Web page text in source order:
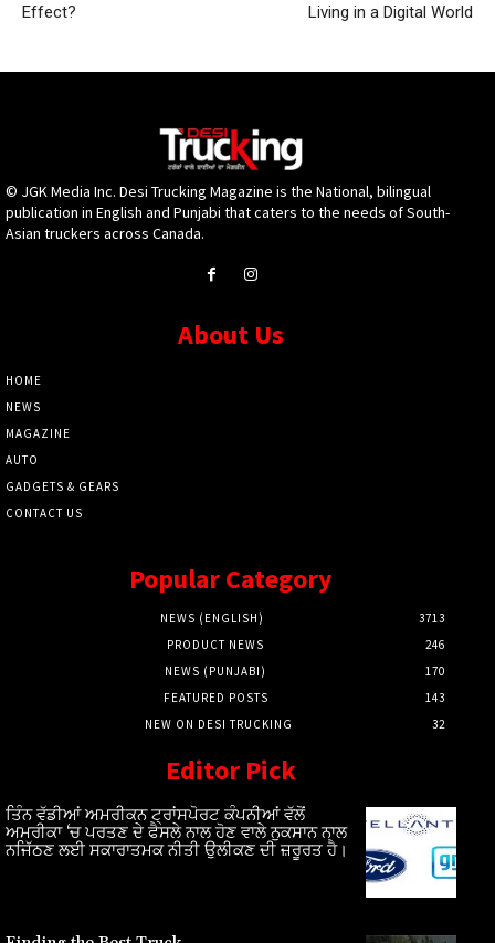
Effect?
Living in a Digital World
© JGK Media Inc. Desi Trucking Magazine is the National, bilingual
publication in English and Punjabi that caters to the needs of South-
Asian truckers across Canada.
About Us
HOME
NEWS
MAGAZINE
AUTO
GADGETS & GEARS
CONTACT US
Popular Category
NEWS (ENGLISH)
3713
PRODUCT NEWS
246
NEWS (PUNJABI)
170
FEATURED POSTS
143
NEW ON DESI TRUCKING
32
Editor Pick
ਤਿੰਨ ਵੱਡੀਆਂ ਅਮਰੀਕਨ ਟ੍ਰਾਂਸਪੋਰਟ ਕੰਪਨੀਆਂ ਵੱਲੋਂ
ਅਮਰੀਕਾ ‘ਚ ਪਰਤਣ ਦੇ ਫੈਸਲੇ ਨਾਲ ਹੋਣ ਵਾਲੇ ਨੁਕਸਾਨ ਨਾਲ
ਨਜਿੱਠਣ ਲਈ ਸਕਾਰਾਤਮਕ ਨੀਤੀ ਉਲੀਕਣ ਦੀ ਜ਼ਰੂਰਤ ਹੈ।